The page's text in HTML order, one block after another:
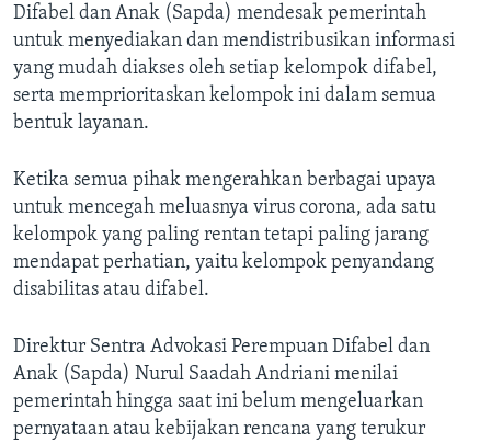
Difabel dan Anak (Sapda) mendesak pemerintah
untuk menyediakan dan mendistribusikan informasi
yang mudah diakses oleh setiap kelompok difabel,
serta memprioritaskan kelompok ini dalam semua
bentuk layanan.
Ketika semua pihak mengerahkan berbagai upaya
untuk mencegah meluasnya virus corona, ada satu
kelompok yang paling rentan tetapi paling jarang
mendapat perhatian, yaitu kelompok penyandang
disabilitas atau difabel.
Direktur Sentra Advokasi Perempuan Difabel dan
Anak (Sapda) Nurul Saadah Andriani menilai
pemerintah hingga saat ini belum mengeluarkan
pernyataan atau kebijakan rencana yang terukur